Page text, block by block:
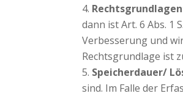
dann ist Art. 6 Abs. 1
Verbesserung und
Rechtsgrundlage ist
Speicherdauer/
sind. Im Falle der